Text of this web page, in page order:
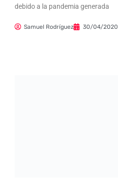
debido a la pandemia generada
Samuel Rodríguez 30/04/2020